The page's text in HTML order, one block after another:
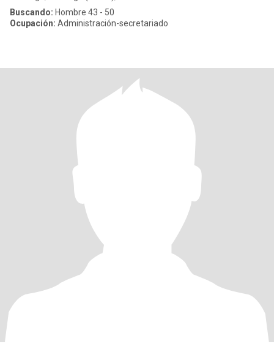
Buscando: Hombre 43 - 50
Ocupación: Administración-secretariado